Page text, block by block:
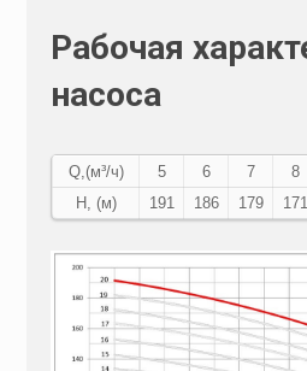
Рабочая
насоса
Q,(м³/ч) 5 6 7 8
Н, (м)
191 186 179 171